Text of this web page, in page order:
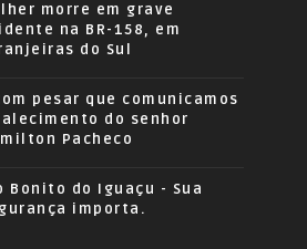
morre em grave
na BR-158, em
do Sul
pesar que comunicamos
do senhor
Pacheco
Bonito do Iguaçu - Sua
importa.